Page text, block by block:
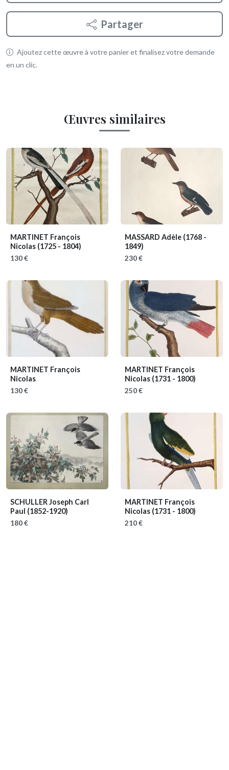
Partager
Ajoutez cette œuvre à votre panier et finalisez votre demande
en un clic.
Œuvres similaires
MARTINET François
Nicolas (1725 - 1804)
130 €
MASSARD Adèle (1768 -
1849)
230 €
MARTINET François
Nicolas
130 €
MARTINET François
Nicolas (1731 - 1800)
250 €
SCHULLER Joseph Carl
Paul (1852-1920)
180 €
MARTINET François
Nicolas (1731 - 1800)
210 €